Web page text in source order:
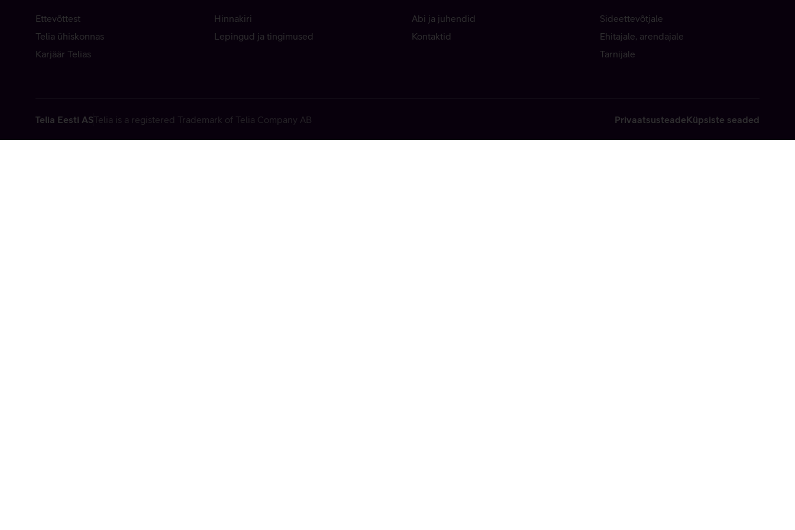
Ettevõttest
Telia ühiskonnas
Karjäär Telias
Hinnakiri
Lepingud ja tingimused
Abi ja juhendid
Kontaktid
Sideettevõtjale
Ehitajale, arendajale
Tarnijale
Telia Eesti ASTelia is a registered Trademark of Telia Company AB PrivaatsusteadeKüpsiste seaded